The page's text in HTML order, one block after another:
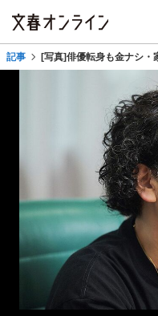
記事 [写真]俳優転身も金ナシ